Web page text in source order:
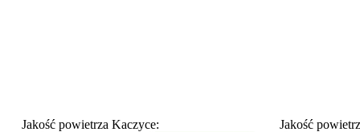
Jakość powietrza Kaczyce: Jakość